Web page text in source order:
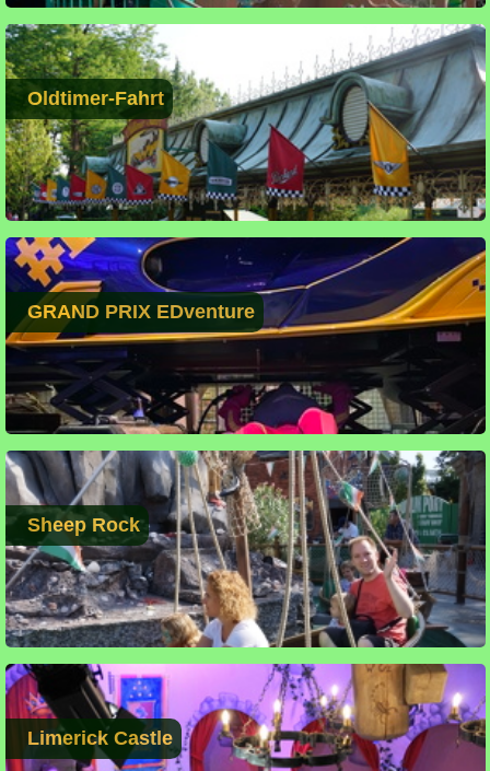
Oldtimer-Fahrt
GRAND PRIX EDventure
Sheep Rock
Limerick Castle